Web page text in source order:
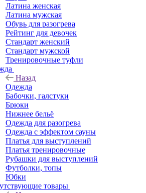
Латина женская
Латина мужская
Обувь для разогрева
Рейтинг для девочек
Стандарт женский
Стандарт мужской
Тренировочные туфли
Назад
Одежда
Бабочки, галстуки
Брюки
Нижнее бельё
Одежда для разогрева
Одежда с эффектом сауны
Платья для выступлений
Платья тренировочные
Рубашки для выступлений
Футболки, топы
Юбки
товары